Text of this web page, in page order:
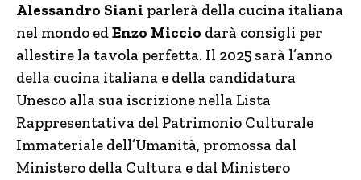
Alessandro Siani parlerà della cucina italiana
nel mondo edEnzo Miccio darà consigli per
allestire la tavola perfetta. Il 2025 sarà l’anno
della cucina italiana e della candidatura
Unesco alla sua iscrizione nella Lista
Rappresentativa del Patrimonio Culturale
Immateriale dell’Umanità, promossa dal
Ministero della Cultura e dal Ministero